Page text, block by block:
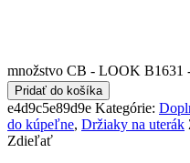
množstvo CB - LOOK B1631
Pridať do košíka
e4d9c5e89d9e Kategórie:
do kúpeľne, Držiaky na uterák
Zdieľať